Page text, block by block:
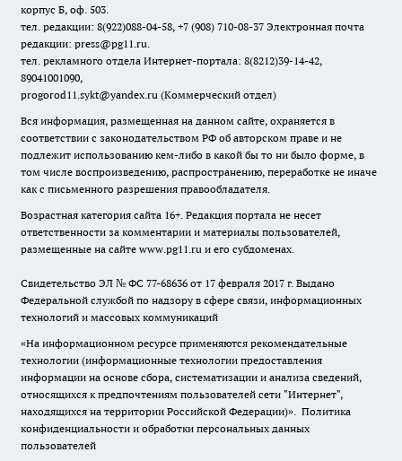
корпус Б, оф. 503.
тел. редакции: 8(922)088-04-58, +7 (908) 710-08-37 Электронная почта
редакции: press@pg11.ru.
тел. рекламного отдела Интернет-портала: 8(8212)39-14-42,
89041001090,
progorod11.sykt@yandex.ru (Коммерческий отдел)
Вся информация, размещенная на данном сайте, охраняется в
соответствии с законодательством РФ об авторском праве и не
подлежит использованию кем-либо в какой бы то ни было форме, в
том числе воспроизведению, распространению, переработке не иначе
как с письменного разрешения правообладателя.
Возрастная категория сайта 16+. Редакция портала не несет
ответственности за комментарии и материалы пользователей,
размещенные на сайте www.pg11.ru и его субдоменах.
Свидетельство ЭЛ № ФС 77-68636 от 17 февраля 2017 г. Выдано
Федеральной службой по надзору в сфере связи, информационных
технологий и массовых коммуникаций
«На информационном ресурсе применяются рекомендательные
технологии (информационные технологии предоставления
информации на основе сбора, систематизации и анализа сведений,
относящихся к предпочтениям пользователей сети "Интернет",
находящихся на территории Российской Федерации)». Политика
конфиденциальности и обработки персональных данных
пользователей